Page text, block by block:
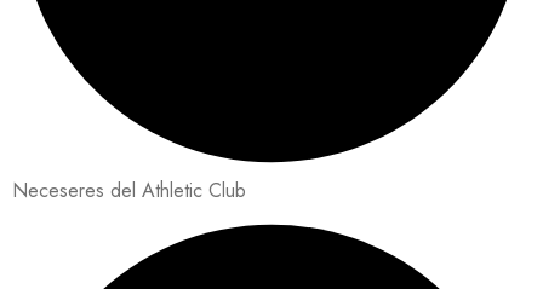
Neceseres del Athletic Club